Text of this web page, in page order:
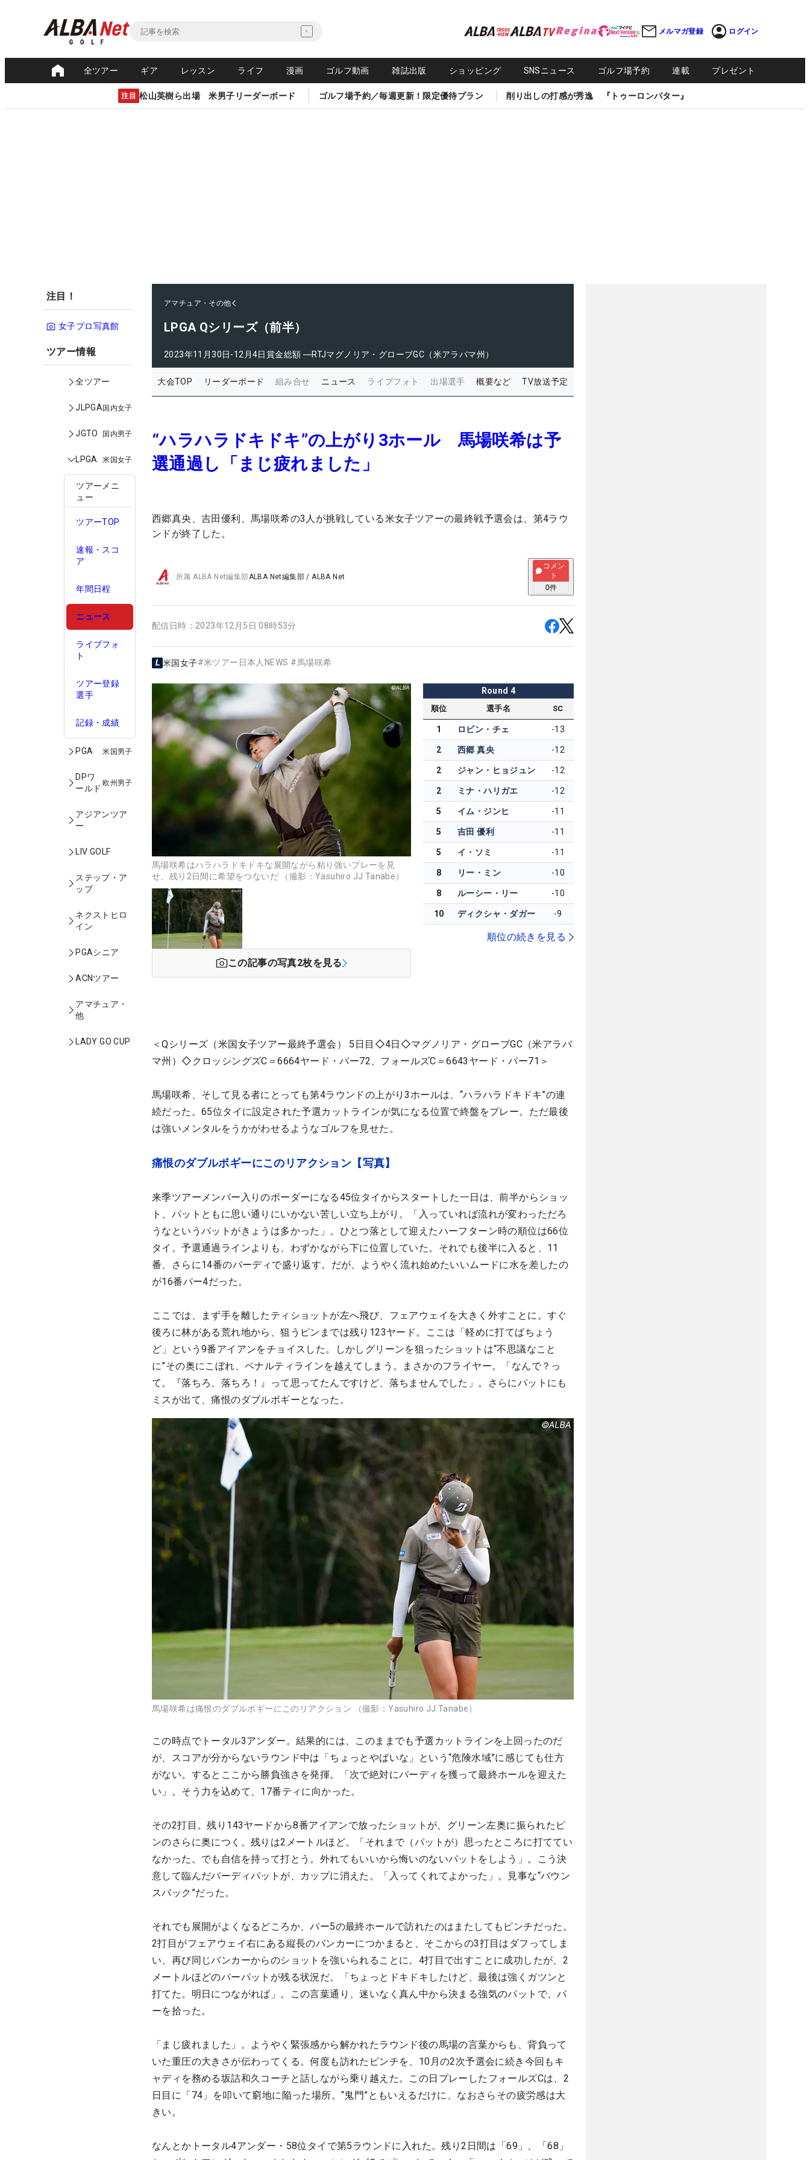
メルマガ登録 ログイン
全ツアー ギア レッスン ライフ 漫画 ゴルフ動画 雑誌出版 ショッピング SNSニュース ゴルフ場予約 連載 プレゼント
注目 松山英樹ら出場 米男子リーダーボード ゴルフ場予約／毎週更新！限定優待プラン 削り出しの打感が秀逸 『トゥーロンパター』
注目！
女子プロ写真館
ツアー情報
全ツアー
JLPGA国内女子
JGTO 国内男子
LPGA 米国女子
ツアーメニ
ュー
ツアーTOP
速報・スコ
ア
年間日程
ニュース
ライブフォ
ト
ツアー登録
選手
記録・成績
PGA 米国男子
DPワ
ールド
欧州男子
アジアンツア
ー
LIV GOLF
ステップ・ア
ップ
ネクストヒロ
イン
PGAシニア
ACNツアー
アマチュア・
他
LADY GO CUP
アマチュア・その他
LPGA Qシリーズ（前半）
2023年11月30日-12月4日賞金総額 ―RTJマグノリア・グローブGC（米アラバマ州）
大会TOP リーダーボード 組み合せ ニュース ライブフォト 出場選手 概要など TV放送予定
“ハラハラドキドキ”の上がり3ホール 馬場咲希は予
選通過し「まじ疲れました」
西郷真央、吉田優利、馬場咲希の3人が挑戦している米女子ツアーの最終戦予選会は、第4ラウ
ンドが終了した。
所属ALBA Net編集部ALBA Net編集部 /ALBA Net
コメン
ト
0件
配信日時： 2023年12月5日 08時53分
米国女子#米ツアー日本人NEWS #馬場咲希
馬場咲希はハラハラドキドキな展開ながら粘り強いプレーを見
せ、残り2日間に希望をつないだ （撮影：Yasuhiro JJ Tanabe）
この記事の写真2枚を見る
Round 4
順位 選手名 SC
1 ロビン・チェ -13
2 西郷 真央 -12
2 ジャン・ヒョジュン -12
2 ミナ・ハリガエ -12
5 イム・ジンヒ -11
5 吉田 優利 -11
5 イ・ソミ -11
8 リー・ミン -10
8 ルーシー・リー -10
10 ディクシャ・ダガー -9
順位の続きを見る
＜Qシリーズ（米国女子ツアー最終予選会） 5日目◇4日◇マグノリア・グローブGC（米アラバ
マ州）◇クロッシングズC＝6664ヤード・パー72、フォールズC＝6643ヤード・パー71＞
馬場咲希、そして見る者にとっても第4ラウンドの上がり3ホールは、“ハラハラドキドキ”の連
続だった。65位タイに設定された予選カットラインが気になる位置で終盤をプレー。ただ最後
は強いメンタルをうかがわせるようなゴルフを見せた。
痛恨のダブルボギーにこのリアクション【写真】
来季ツアーメンバー入りのボーダーになる45位タイからスタートした一日は、前半からショッ
ト、パットともに思い通りにいかない苦しい立ち上がり。「入っていれば流れが変わっただろ
うなというパットがきょうは多かった」。ひとつ落として迎えたハーフターン時の順位は66位
タイ。予選通過ラインよりも、わずかながら下に位置していた。それでも後半に入ると、11
番、さらに14番のバーディで盛り返す。だが、ようやく流れ始めたいいムードに水を差したの
が16番パー4だった。
ここでは、まず手を離したティショットが左へ飛び、フェアウェイを大きく外すことに。すぐ
後ろに林がある荒れ地から、狙うピンまでは残り123ヤード。ここは「軽めに打てばちょう
ど」という9番アイアンをチョイスした。しかしグリーンを狙ったショットは“不思議なこと
に”その奥にこぼれ、ペナルティラインを越えてしまう。まさかのフライヤー。「なんで？っ
て。『落ちろ、落ちろ！』って思ってたんですけど、落ちませんでした」。さらにパットにも
ミスが出て、痛恨のダブルボギーとなった。
馬場咲希は痛恨のダブルボギーにこのリアクション （撮影：Yasuhiro JJ Tanabe）
この時点でトータル3アンダー。結果的には、このままでも予選カットラインを上回ったのだ
が、スコアが分からないラウンド中は「ちょっとやばいな」という“危険水域”に感じても仕方
がない。するとここから勝負強さを発揮。「次で絶対にバーディを獲って最終ホールを迎えた
い」。そう力を込めて、17番ティに向かった。
その2打目。残り143ヤードから8番アイアンで放ったショットが、グリーン左奥に振られたピ
ンのさらに奥につく。残りは2メートルほど。「それまで（パットが）思ったところに打ててい
なかった。でも自信を持って打とう。外れてもいいから悔いのないパットをしよう」。こう決
意して臨んだバーディパットが、カップに消えた。「入ってくれてよかった」。見事な“バウン
スバック”だった。
それでも展開がよくなるどころか、パー5の最終ホールで訪れたのはまたしてもピンチだった。
2打目がフェアウェイ右にある縦長のバンカーにつかまると、そこからの3打目はダフってしま
い、再び同じバンカーからのショットを強いられることに。4打目で出すことに成功したが、2
メートルほどのパーパットが残る状況だ。「ちょっとドキドキしたけど、最後は強くガツンと
打てた。明日につながれば」。この言葉通り、迷いなく真ん中から決まる強気のパットで、パ
ーを拾った。
「まじ疲れました」。ようやく緊張感から解かれたラウンド後の馬場の言葉からも、背負って
いた重圧の大きさが伝わってくる。何度も訪れたピンチを、10月の2次予選会に続き今回もキ
ャディを務める坂詰和久コーチと話しながら乗り越えた。この日プレーしたフォールズCは、2
日目に「74」を叩いて窮地に陥った場所。“鬼門”ともいえるだけに、なおさらその疲労感は大
きい。
なんとかトータル4アンダー・58位タイで第5ラウンドに入れた。残り2日間は「69」、「68」